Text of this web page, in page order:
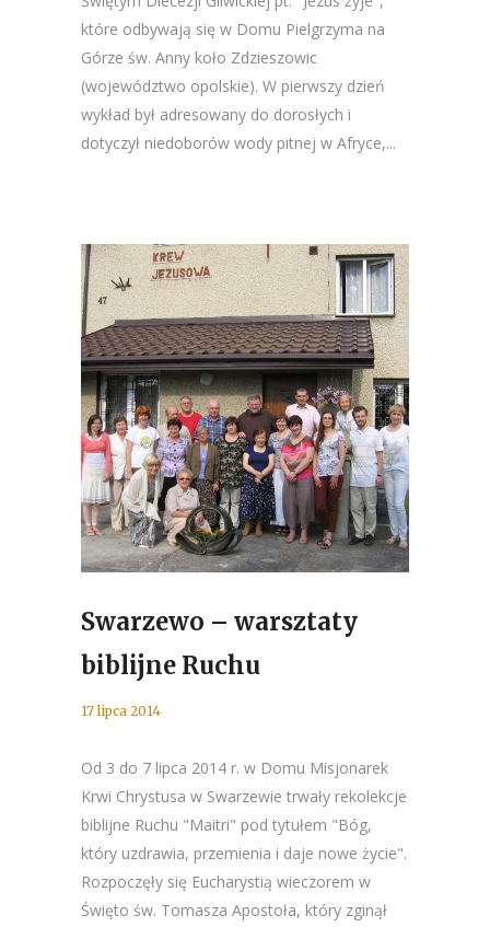
które odbywają się w Domu Pielgrzyma na
Górze św. Anny koło Zdzieszowic
(województwo opolskie). W pierwszy dzień
wykład był adresowany do dorosłych i
dotyczył niedoborów wody pitnej w Afryce,...
Swarzewo – warsztaty
biblijne Ruchu
17 lipca 2014
Od 3 do 7 lipca 2014 r. w Domu Misjonarek
Krwi Chrystusa w Swarzewie trwały rekolekcje
biblijne Ruchu "Maitri" pod tytułem "Bóg,
który uzdrawia, przemienia i daje nowe życie".
Rozpoczęły się Eucharystią wieczorem w
Święto św. Tomasza Apostoła, który zginął